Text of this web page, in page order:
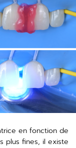
en fonction de
plus fines, il existe